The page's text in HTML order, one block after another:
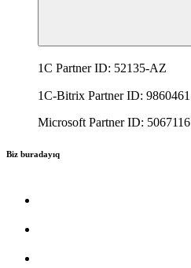
1C Partner ID: 52135-AZ
1C-Bitrix Partner ID: 9860461
Microsoft Partner ID: 5067116
Biz buradayıq